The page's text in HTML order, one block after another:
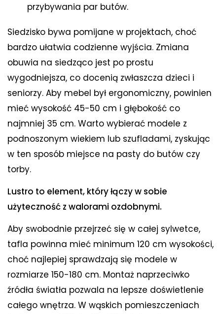
przybywania par butów.
Siedzisko bywa pomijane w projektach, choć
bardzo ułatwia codzienne wyjścia. Zmiana
obuwia na siedząco jest po prostu
wygodniejsza, co docenią zwłaszcza dzieci i
seniorzy. Aby mebel był ergonomiczny, powinien
mieć wysokość 45-50 cm i głębokość co
najmniej 35 cm. Warto wybierać modele z
podnoszonym wiekiem lub szufladami, zyskując
w ten sposób miejsce na pasty do butów czy
torby.
Lustro to element, który łączy w sobie
użyteczność z walorami ozdobnymi.
Aby swobodnie przejrzeć się w całej sylwetce,
tafla powinna mieć minimum 120 cm wysokości,
choć najlepiej sprawdzają się modele w
rozmiarze 150-180 cm. Montaż naprzeciwko
źródła światła pozwala na lepsze doświetlenie
całego wnętrza. W wąskich pomieszczeniach